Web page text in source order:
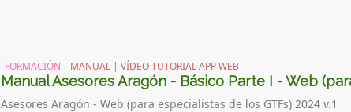
FORMACIÓN MANUAL | VÍDEO TUTORIAL APP WEB
Manual Asesores Aragón - Básico Parte I - Web
Asesores Aragón - Web (para especialistas de los GTFs) 2024 v.1